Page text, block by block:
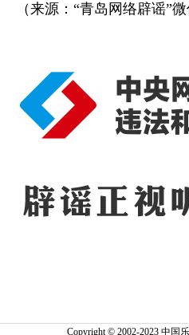
（来源：“青岛网络辟谣”
Copyright © 2002-2023 中国